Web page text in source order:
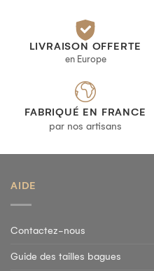
LIVRAISON OFFERTE
en Europe
FABRIQUÉ EN FRANCE
par nos artisans
AIDE
Contactez-nous
Guide des tailles bagues